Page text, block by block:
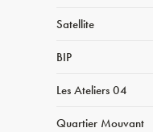
Satellite
BIP
Les Ateliers 04
Quartier Mouvant